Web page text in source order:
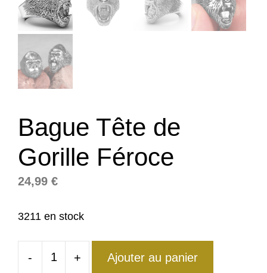
Bague Tête de
Gorille Féroce
24,99 €
3211 en stock
-
quantité
+ Ajouter au panier